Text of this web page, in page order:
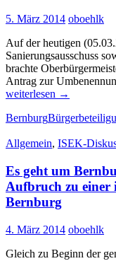
5. März 2014 oboehlk
Auf der heutigen
Sanierungsausschuss
brachte
Antrag zur
weiterlesen →
Bernburg
Allgemein, ISEK-
Es geht um
Aufbruch zu einer
Bernburg
4. März 2014 oboehlk
Gleich zu Beginn der